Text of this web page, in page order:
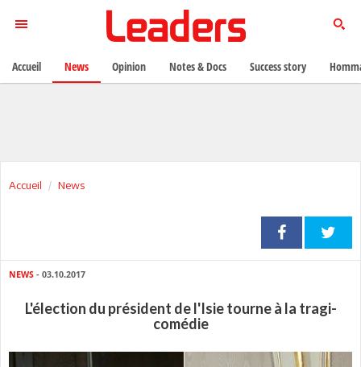
Accueil News
NEWS - 03.10.2017
L'élection du président de l'Isie tourne à la tragi-
comédie
Accueil News Opinion Notes & Docs Success story